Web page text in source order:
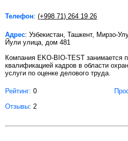
Телефон: (+998 71) 264 19 26
Адрес: Узбекистан, Ташкент, Мирзо-
Йули улица, дом 481
Компания EKO-BIO-TEST занимается
квалификацией кадров в области
услуги по оценке делового труда.
Рейтинг: 0
Отзывы: 2